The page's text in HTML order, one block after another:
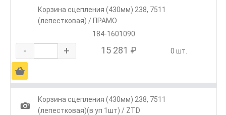
Корзина сцепления (430мм) 238, 7511
(лепестковая) / ПРАМО
184-1601090
- + 15 281 ₽ 0 шт.
Ä
1
Корзина сцепления (430мм) 238, 7511
(лепестковая)(в уп 1шт) / ZTD